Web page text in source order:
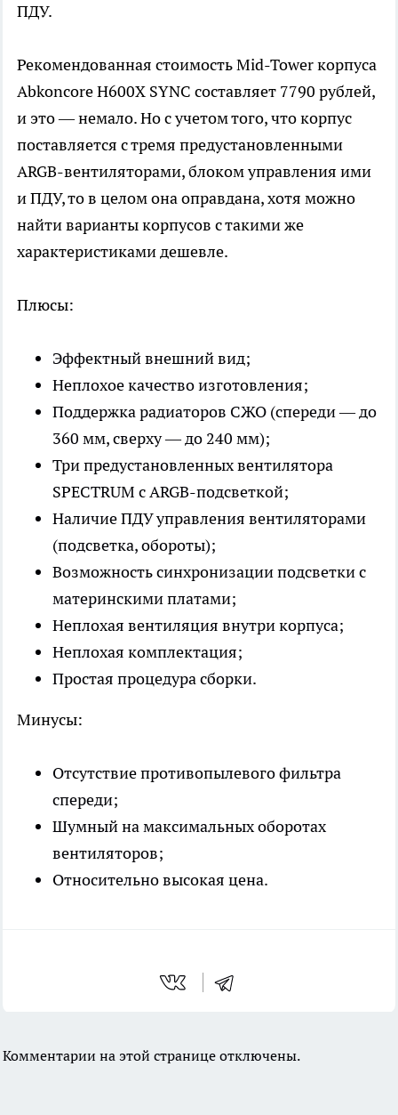
ПДУ.
Рекомендованная стоимость Mid-Tower корпуса
Abkoncore H600X SYNC составляет 7790 рублей,
и это — немало. Но с учетом того, что корпус
поставляется с тремя предустановленными
ARGB-вентиляторами, блоком управления ими
и ПДУ, то в целом она оправдана, хотя можно
найти варианты корпусов с такими же
характеристиками дешевле.
Плюсы:
Эффектный внешний вид;
Неплохое качество изготовления;
Поддержка радиаторов СЖО (спереди — до
360 мм, сверху — до 240 мм);
Три предустановленных вентилятора
SPECTRUM с ARGB-подсветкой;
Наличие ПДУ управления вентиляторами
(подсветка, обороты);
Возможность синхронизации подсветки с
материнскими платами;
Неплохая вентиляция внутри корпуса;
Неплохая комплектация;
Простая процедура сборки.
Минусы:
Отсутствие противопылевого фильтра
спереди;
Шумный на максимальных оборотах
вентиляторов;
Относительно высокая цена.
Комментарии на этой странице отключены.